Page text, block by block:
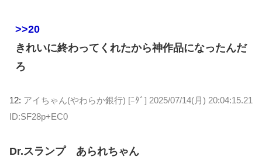
>>20
きれいに終わってくれたから神作品になったんだ
ろ
12: アイちゃん(やわらか銀行) [ﾆﾀﾞ] 2025/07/14(月) 20:04:15.21
ID:SF28p+EC0
Dr.スランプ あられちゃん